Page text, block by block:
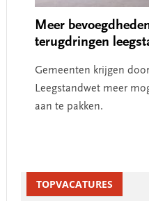
Meer
terugdringen
Gemeenten krijgen
Leegstandwet meer
aan te pakken.
SidebarTOPVACATURES